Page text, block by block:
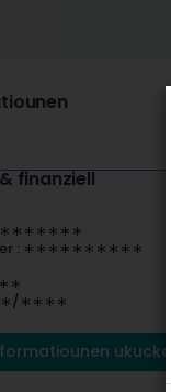
finanziell
: ∗∗∗∗∗∗∗
: ∗∗∗∗∗∗∗∗∗∗
∗∗∗∗
ukucken